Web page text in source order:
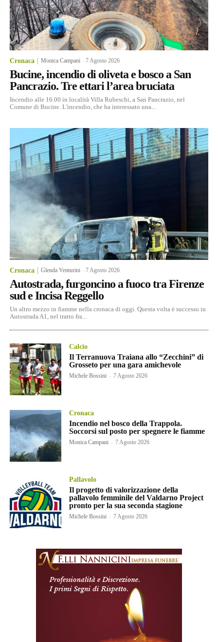
Cronaca Monica Campani -7 Agosto 2026
Bucine, incendio di oliveta e bosco a San
Pancrazio. Tre ettari l’area bruciata
Incendio alle 16.00 in località Villa Rubeschi, a San Pancrazio, nel
Comune di Bucine. L'incendio, che ha interessato una...
Cronaca Glenda Venturini -7 Agosto 2026
Autostrada, furgoncino a fuoco tra Firenze
sud e Incisa Reggello
Un altro mezzo in fiamme nella cronaca di oggi. Questa volta è successo in
Autostrada A1, nel tratto fra...
Calcio
Il Terranuova Traiana allo “Zecchini” di
Grosseto per una gara amichevole
Michele Bossini - 7 Agosto 2026
Cronaca
Incendio nel bosco della Trappola.
Soccorsi sul posto per spegnere le fiamme
Monica Campani - 7 Agosto 2026
Pallavolo
Il progetto di valorizzazione della
pallavolo femminile del Valdarno Project
pronto per la sua seconda stagione
Michele Bossini - 7 Agosto 2026